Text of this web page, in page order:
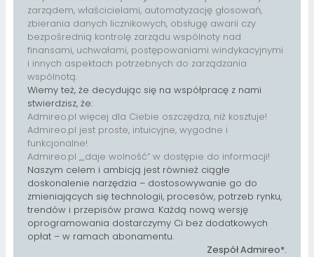
zarządem, właścicielami, automatyzację głosowań,
zbierania danych licznikowych, obsługę awarii czy
bezpośrednią kontrolę zarządu wspólnoty nad
finansami, uchwałami, postępowaniami windykacyjnymi
i innych aspektach potrzebnych do zarządzania
wspólnotą.
Wiemy też, że decydując się na współpracę z nami
stwierdzisz, że:
Admireo.pl więcej dla Ciebie oszczędza, niż kosztuje!
Admireo.pl jest proste, intuicyjne, wygodne i
funkcjonalne!
Admireo.pl „„daje wolność” w dostępie do informacji!
Naszym celem i ambicją jest również ciągłe
doskonalenie narzędzia – dostosowywanie go do
zmieniających się technologii, procesów, potrzeb rynku,
trendów i przepisów prawa. Każdą nową wersję
oprogramowania dostarczymy Ci bez dodatkowych
opłat – w ramach abonamentu.
Zespół Admireo*.